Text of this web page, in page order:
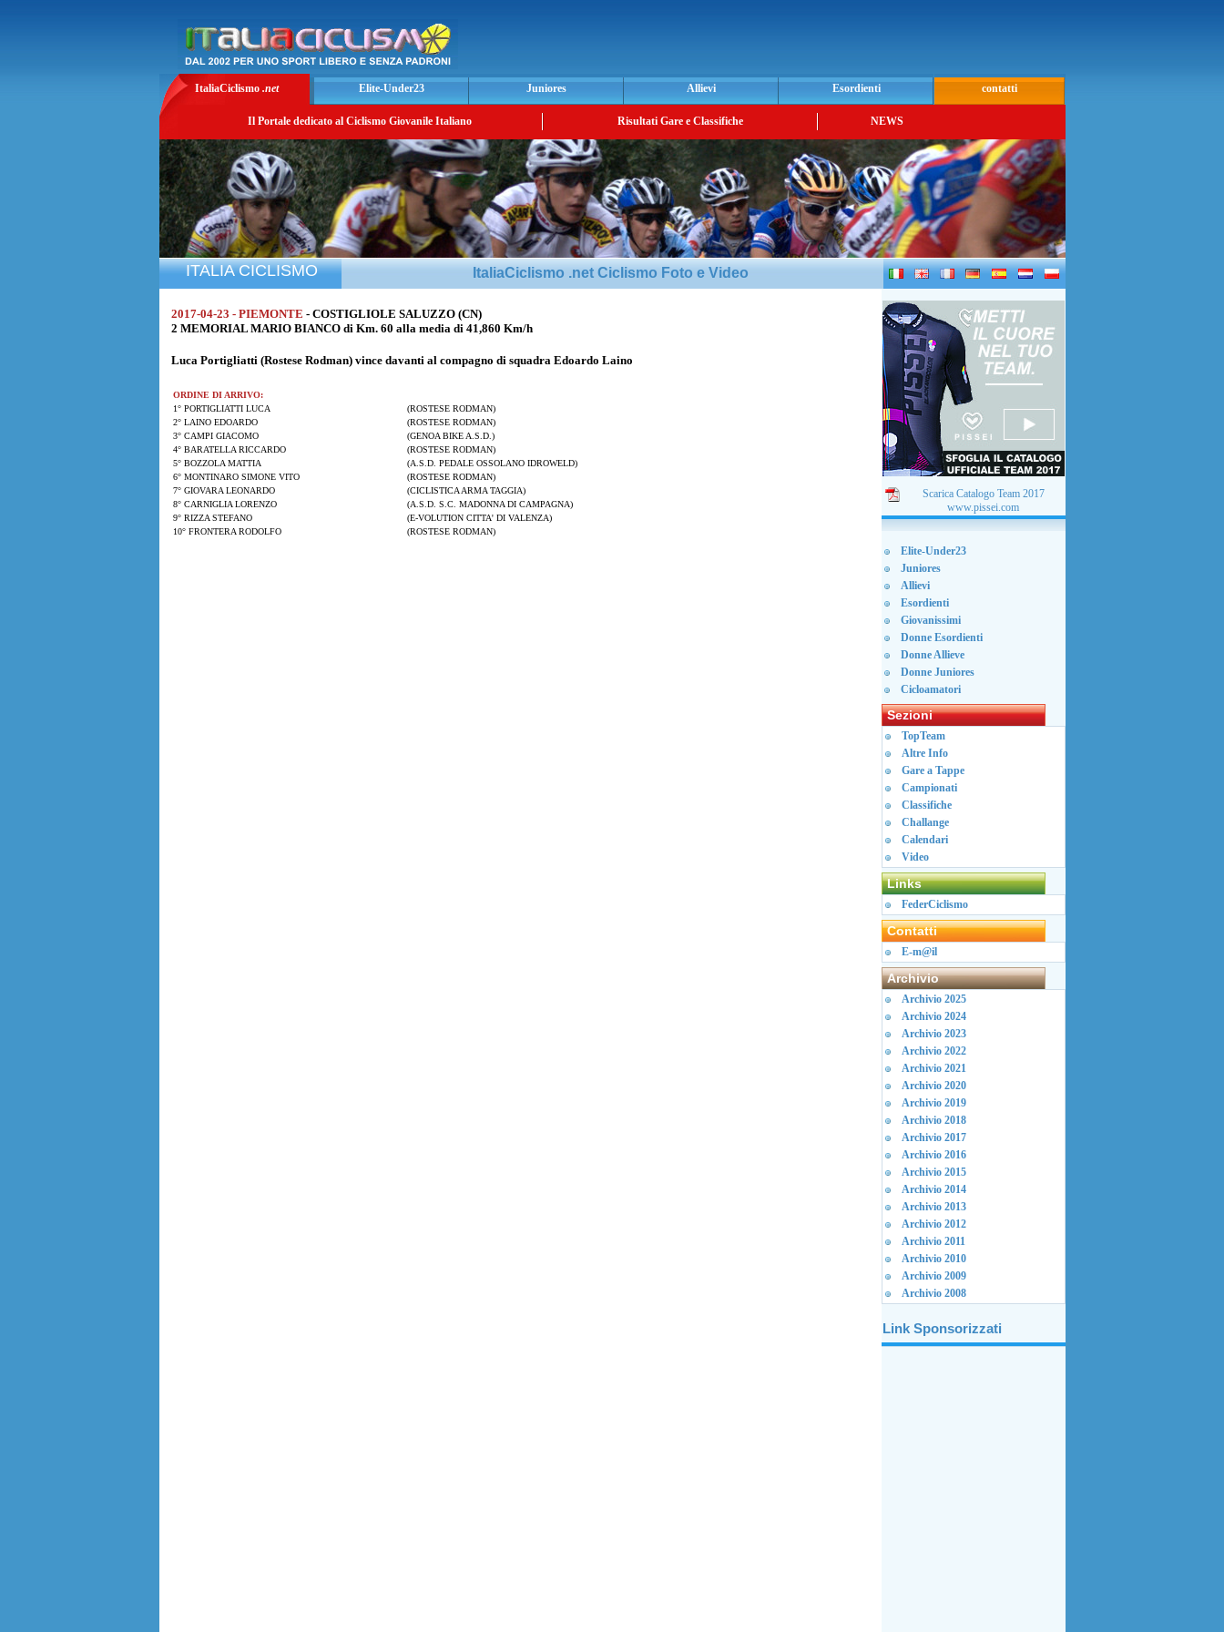
ItaliaCiclismo .net Elite-Under23 Juniores Allievi Esordienti contatti
Il Portale dedicato al Ciclismo Giovanile Italiano Risultati Gare e Classifiche NEWS
ITALIA CICLISMO ItaliaCiclismo .net Ciclismo Foto e Video
2017-04-23 - PIEMONTE - COSTIGLIOLE SALUZZO (CN)
2 MEMORIAL MARIO BIANCO di Km. 60 alla media di 41,860 Km/h
Luca Portigliatti (Rostese Rodman) vince davanti al compagno di squadra Edoardo Laino
ORDINE DI ARRIVO:
1° PORTIGLIATTI LUCA
(ROSTESE RODMAN)
2° LAINO EDOARDO
(ROSTESE RODMAN)
3° CAMPI GIACOMO
(GENOA BIKE A.S.D.)
4° BARATELLA RICCARDO
(ROSTESE RODMAN)
5° BOZZOLA MATTIA
(A.S.D. PEDALE OSSOLANO IDROWELD)
6° MONTINARO SIMONE VITO
(ROSTESE RODMAN)
7° GIOVARA LEONARDO
(CICLISTICA ARMA TAGGIA)
8° CARNIGLIA LORENZO
(A.S.D. S.C. MADONNA DI CAMPAGNA)
9° RIZZA STEFANO
(E-VOLUTION CITTA' DI VALENZA)
10° FRONTERA RODOLFO
(ROSTESE RODMAN)
Scarica Catalogo Team 2017
www.pissei.com
Elite-Under23
Juniores
Allievi
Esordienti
Giovanissimi
Donne Esordienti
Donne Allieve
Donne Juniores
Cicloamatori
Sezioni
TopTeam
Altre Info
Gare a Tappe
Campionati
Classifiche
Challange
Calendari
Video
Links
FederCiclismo
Contatti
E-m@il
Archivio
Archivio 2025
Archivio 2024
Archivio 2023
Archivio 2022
Archivio 2021
Archivio 2020
Archivio 2019
Archivio 2018
Archivio 2017
Archivio 2016
Archivio 2015
Archivio 2014
Archivio 2013
Archivio 2012
Archivio 2011
Archivio 2010
Archivio 2009
Archivio 2008
Link Sponsorizzati